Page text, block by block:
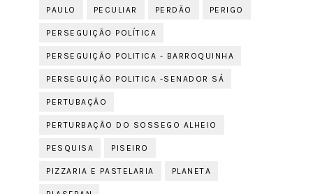
PAULO PECULIAR PERDÃO PERIGO
PERSEGUIÇÃO POLÍTICA
PERSEGUIÇÃO POLITICA - BARROQUINHA
PERSEGUIÇÃO POLITICA -SENADOR SÁ
PERTUBAÇÃO
PERTURBAÇÃO DO SOSSEGO ALHEIO
PESQUISA PISEIRO
PIZZARIA E PASTELARIA PLANETA